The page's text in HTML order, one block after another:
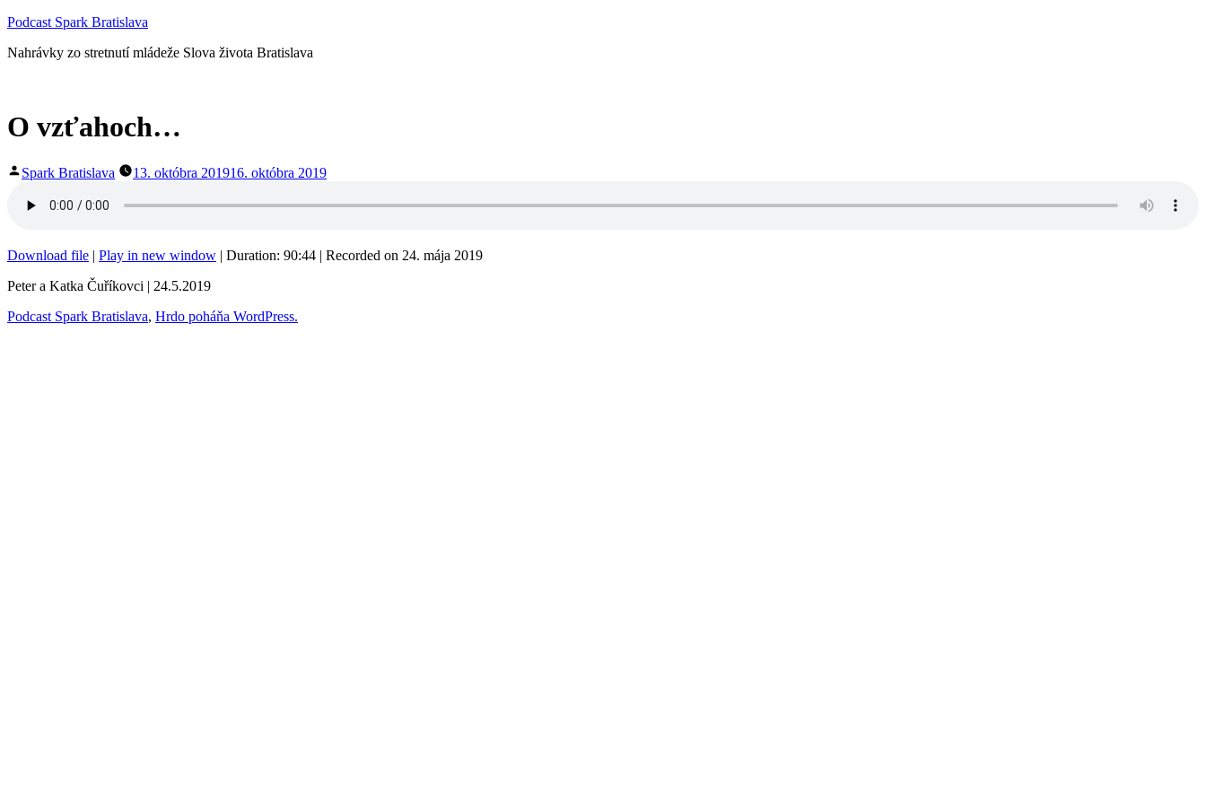
Prejsť
obsah
Podcast Spark Bratislava
Nahrávky zo stretnutí mládeže Slova života Bratislava
O vzťahoch…
Publikoval
Spark Bratislava 13. októbra 201916. októbra 2019
Download file | Play in new window | Duration: 90:44 | Recorded on 24. mája 2019
Peter a Katka Čuříkovci | 24.5.2019
Podcast Spark Bratislava, Hrdo poháňa WordPress.